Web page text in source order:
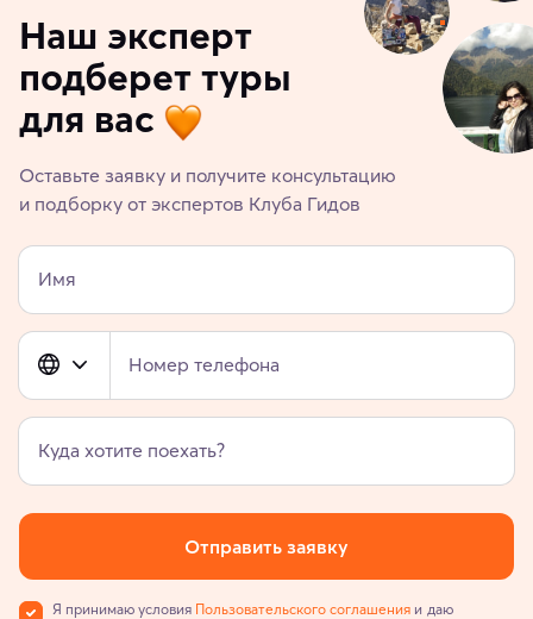
Наш эксперт
подберет туры
для вас
Оставьте заявку и получите консультацию
и подборку от экспертов Клуба Гидов
Имя
Номер телефона
Куда хотите поехать?
Отправить заявку
Я принимаю условия Пользовательского соглашения и даю